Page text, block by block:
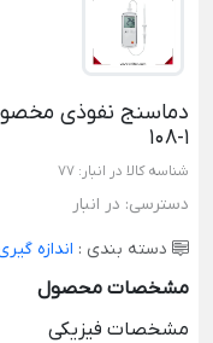
108-1
شناسه کالا در انبار: 77
دسترسی: در انبار
دسته بندی : اندازه
مشخصات محصول
مشخصات فیزیکی